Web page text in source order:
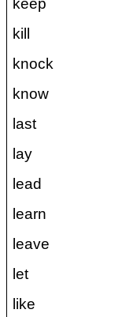
kill
knock
know
last
lay
lead
learn
leave
let
like